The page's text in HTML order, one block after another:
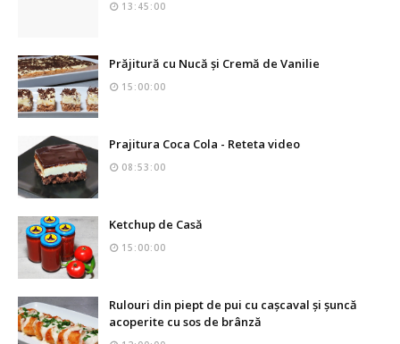
13:45:00
Prăjitură cu Nucă și Cremă de Vanilie
15:00:00
Prajitura Coca Cola - Reteta video
08:53:00
Ketchup de Casă
15:00:00
Rulouri din piept de pui cu cașcaval și șuncă
acoperite cu sos de brânză